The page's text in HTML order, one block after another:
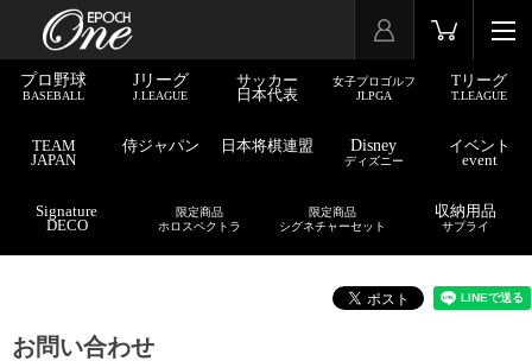
プロ野球
BASEBALL
Jリーグ
J.LEAGUE
サッカー
日本代表
女子プロゴルフ
JLPGA
Tリーグ
T.LEAGUE
TEAM
JAPAN
侍ジャパン 日本将棋連盟 Disney
ディズニー
イベント
event
Signature
DECO
限定商品
ホロスペクトラ
限定商品
シグネチャーセット
収納用品
サプライ
お問い合わせ